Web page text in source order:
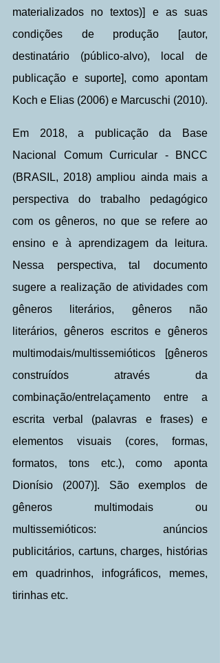
materializados no textos)] e as suas
condições de produção [autor,
destinatário (público-alvo), local de
publicação e suporte], como apontam
Koch e Elias (2006) e Marcuschi (2010).
Em 2018, a publicação da Base
Nacional Comum Curricular - BNCC
(BRASIL, 2018) ampliou ainda mais a
perspectiva do trabalho pedagógico
com os gêneros, no que se refere ao
ensino e à aprendizagem da leitura.
Nessa perspectiva, tal documento
sugere a realização de atividades com
gêneros literários, gêneros não
literários, gêneros escritos e gêneros
multimodais/multissemióticos [gêneros
construídos através da
combinação/entrelaçamento entre a
escrita verbal (palavras e frases) e
elementos visuais (cores, formas,
formatos, tons etc.), como aponta
Dionísio (2007)]. São exemplos de
gêneros multimodais ou
multissemióticos: anúncios
publicitários, cartuns, charges, histórias
em quadrinhos, infográficos, memes,
tirinhas etc.